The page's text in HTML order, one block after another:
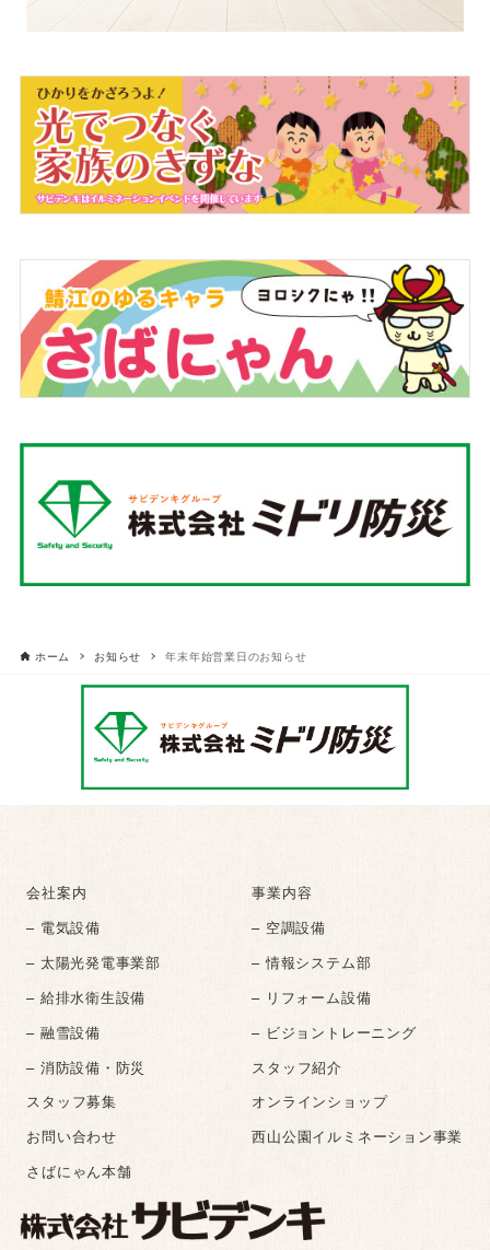
ホーム お知らせ 年末年始営業日のお知らせ
会社案内
事業内容
– 電気設備
– 空調設備
– 太陽光発電事業部
– 情報システム部
– 給排水衛生設備
– リフォーム設備
– 融雪設備
– ビジョントレーニング
– 消防設備・防災
スタッフ紹介
スタッフ募集
オンラインショップ
お問い合わせ
西山公園イルミネーション事業
さばにゃん本舗